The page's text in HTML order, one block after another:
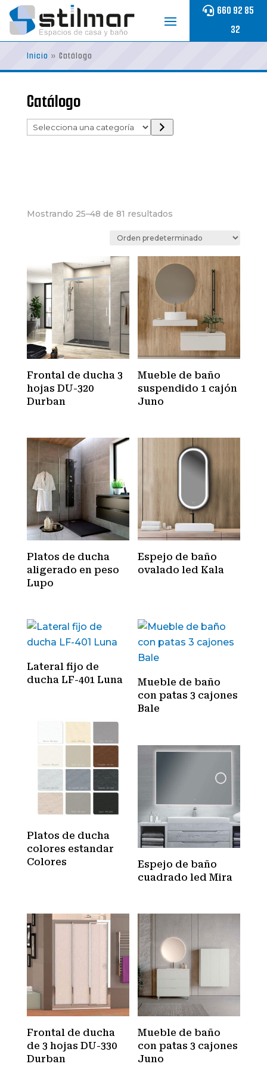
Skip
to
content
660 92 85
32
Inicio » Catálogo
Catálogo
Selecciona
Mostrando 25–48 de 81 resultados
Frontal de ducha 3
hojas DU-320
Durban
Mueble de baño
suspendido 1 cajón
Juno
Platos de ducha
aligerado en peso
Lupo
Espejo de baño
ovalado led Kala
Lateral fijo de
ducha LF-401 Luna
Mueble de baño
con patas 3 cajones
Bale
Platos de ducha
colores estandar
Colores
Espejo de baño
cuadrado led Mira
Frontal de ducha
de 3 hojas DU-330
Durban
Mueble de baño
con patas 3 cajones
Juno